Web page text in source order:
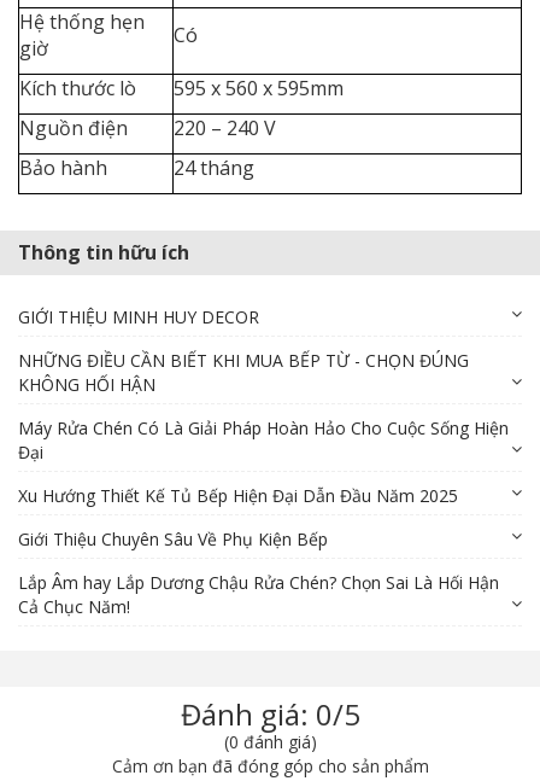
Hệ thống hẹn
giờ
Có
Kích thước lò
595 x 560 x 595mm
Nguồn điện
220 – 240 V
Bảo hành
24 tháng
Thông tin hữu ích
GIỚI THIỆU MINH HUY DECOR
NHỮNG ĐIỀU CẦN BIẾT KHI MUA BẾP TỪ - CHỌN ĐÚNG
KHÔNG HỐI HẬN
Máy Rửa Chén Có Là Giải Pháp Hoàn Hảo Cho Cuộc Sống Hiện
Đại
Xu Hướng Thiết Kế Tủ Bếp Hiện Đại Dẫn Đầu Năm 2025
Giới Thiệu Chuyên Sâu Về Phụ Kiện Bếp
Lắp Âm hay Lắp Dương Chậu Rửa Chén? Chọn Sai Là Hối Hận
Cả Chục Năm!
Đánh giá: 0/5
(0 đánh giá)
Cảm ơn bạn đã đóng góp cho sản phẩm